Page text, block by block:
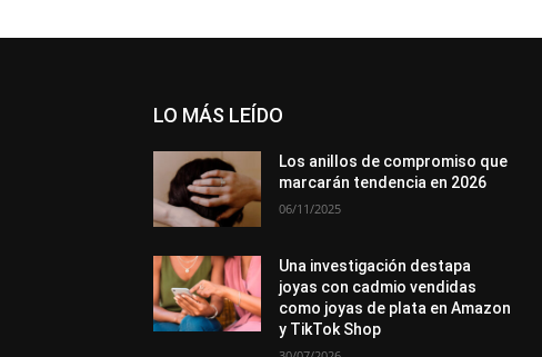
LO MÁS LEÍDO
Los anillos de compromiso que
marcarán tendencia en 2026
06/11/2025
Una investigación destapa
joyas con cadmio vendidas
como joyas de plata en Amazon
y TikTok Shop